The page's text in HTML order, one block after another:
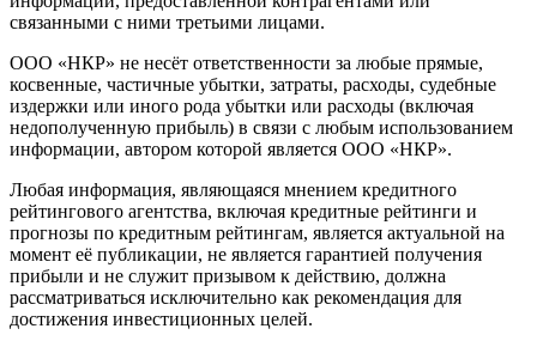
связанными с ними третьими лицами.
ООО «НКР» не несёт ответственности за любые прямые,
косвенные, частичные убытки, затраты, расходы, судебные
издержки или иного рода убытки или расходы (включая
недополученную прибыль) в связи с любым использованием
информации, автором которой является ООО «НКР».
Любая информация, являющаяся мнением кредитного
рейтингового агентства, включая кредитные рейтинги и
прогнозы по кредитным рейтингам, является актуальной на
момент её публикации, не является гарантией получения
прибыли и не служит призывом к действию, должна
рассматриваться исключительно как рекомендация для
достижения инвестиционных целей.